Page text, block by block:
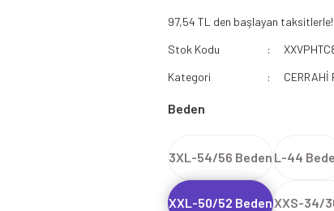
Paramedik Swit97,54 TL den başlayan taksitlerle!
Stok Kodu
Kategori
CERRAHİ
Beden
3XL-54/56 Beden L-44
XXL-50/52 BedenXXS-34/